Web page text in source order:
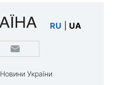
RU UA
Новини України